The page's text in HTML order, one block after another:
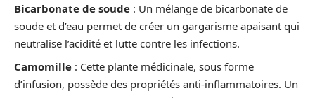
Bicarbonate de soude : Un mélange de bicarbonate de
soude et d’eau permet de créer un gargarisme apaisant qui
neutralise l’acidité et lutte contre les infections.
Camomille : Cette plante médicinale, sous forme
d’infusion, possède des propriétés anti-inflammatoires. Un